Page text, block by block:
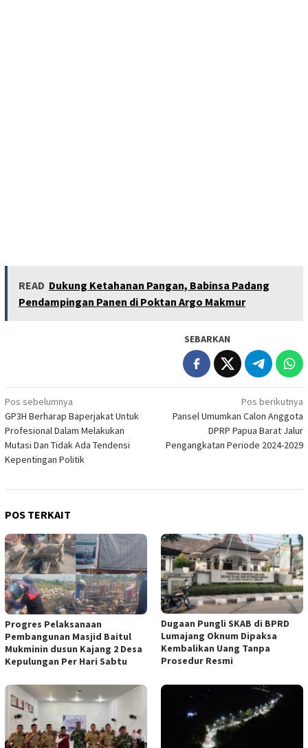
READ Dukung Ketahanan Pangan, Babinsa Padang
Pendampingan Panen di Poktan Argo Makmur
SEBARKAN
Navigasi
pos
Pos sebelumnya
GP3H Berharap Baperjakat Untuk
Profesional Dalam Melakukan
Mutasi Dan Tidak Ada Tendensi
Kepentingan Politik
Pos berikutnya
Pansel Umumkan Calon Anggota
DPRP Papua Barat Jalur
Pengangkatan Periode 2024-2029
POS TERKAIT
Progres Pelaksanaan
Pembangunan Masjid Baitul
Mukminin dusun Kajang 2 Desa
Kepulungan Per Hari Sabtu
Dugaan Pungli SKAB di BPRD
Lumajang Oknum Dipaksa
Kembalikan Uang Tanpa
Prosedur Resmi